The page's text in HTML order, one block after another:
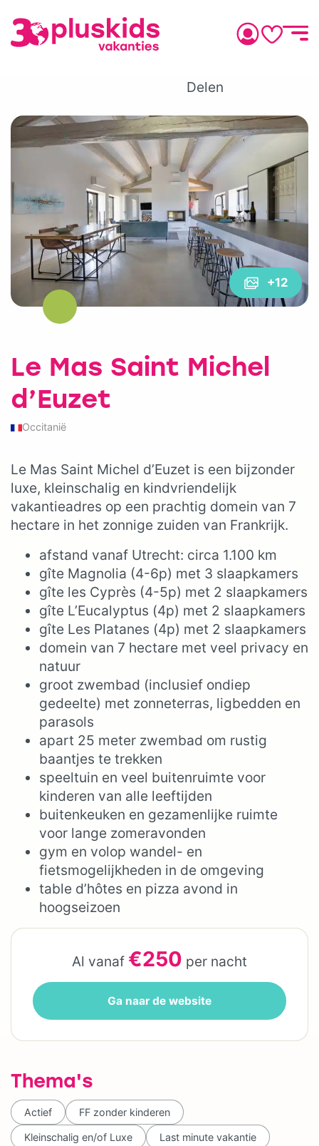
Delen
+12
Le Mas Saint Michel
d’Euzet
Occitanië
Le Mas Saint Michel d’Euzet is een bijzonder
luxe, kleinschalig en kindvriendelijk
vakantieadres op een prachtig domein van 7
hectare in het zonnige zuiden van Frankrijk.
afstand vanaf Utrecht: circa 1.100 km
gîte Magnolia (4-6p) met 3 slaapkamers
gîte les Cyprès (4-5p) met 2 slaapkamers
gîte L’Eucalyptus (4p) met 2 slaapkamers
gîte Les Platanes (4p) met 2 slaapkamers
domein van 7 hectare met veel privacy en
natuur
groot zwembad (inclusief ondiep
gedeelte) met zonneterras, ligbedden en
parasols
apart 25 meter zwembad om rustig
baantjes te trekken
speeltuin en veel buitenruimte voor
kinderen van alle leeftijden
buitenkeuken en gezamenlijke ruimte
voor lange zomeravonden
gym en volop wandel- en
fietsmogelijkheden in de omgeving
table d’hôtes en pizza avond in
hoogseizoen
Al vanaf €250 per nacht
Ga naar de website
Thema's
Actief FF zonder kinderen
Kleinschalig en/of Luxe Last minute vakantie